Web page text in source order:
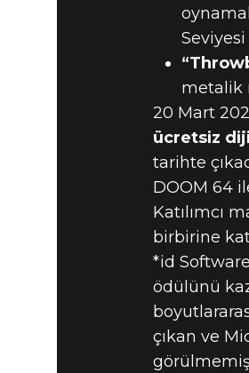
metalik
20 Mart
ücretsiz
tarihte
DOOM 64
Katılımcı
birbirine
*id
ödülünü
çıkan ve